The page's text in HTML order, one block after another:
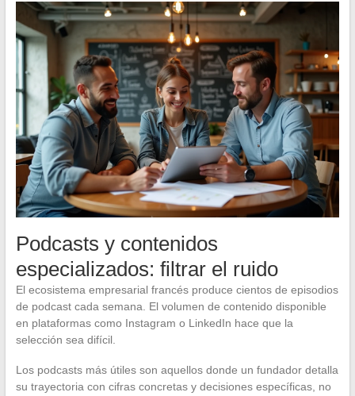
Podcasts y contenidos
especializados: filtrar el ruido
El ecosistema empresarial francés produce cientos de episodios
de podcast cada semana. El volumen de contenido disponible
en plataformas como Instagram o LinkedIn hace que la
selección sea difícil.
Los podcasts más útiles son aquellos donde un fundador detalla
su trayectoria con cifras concretas y decisiones específicas, no